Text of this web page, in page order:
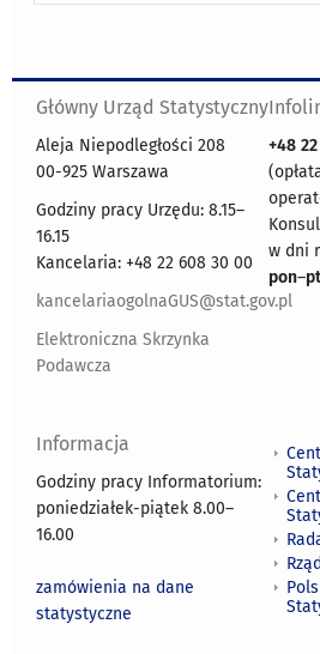
Główny Urząd Statystyczny
Aleja Niepodległości 208
00-925 Warszawa
Godziny pracy Urzędu: 8.15–
16.15
Kancelaria: +48 22 608 30 00
kancelariaogolnaGUS@stat.gov.pl
Elektroniczna Skrzynka
Podawcza
+48
w dni
pon–
Informacja
Godziny pracy Informatorium:
poniedziałek-piątek 8.00–
16.00
zamówienia na dane
statystyczne